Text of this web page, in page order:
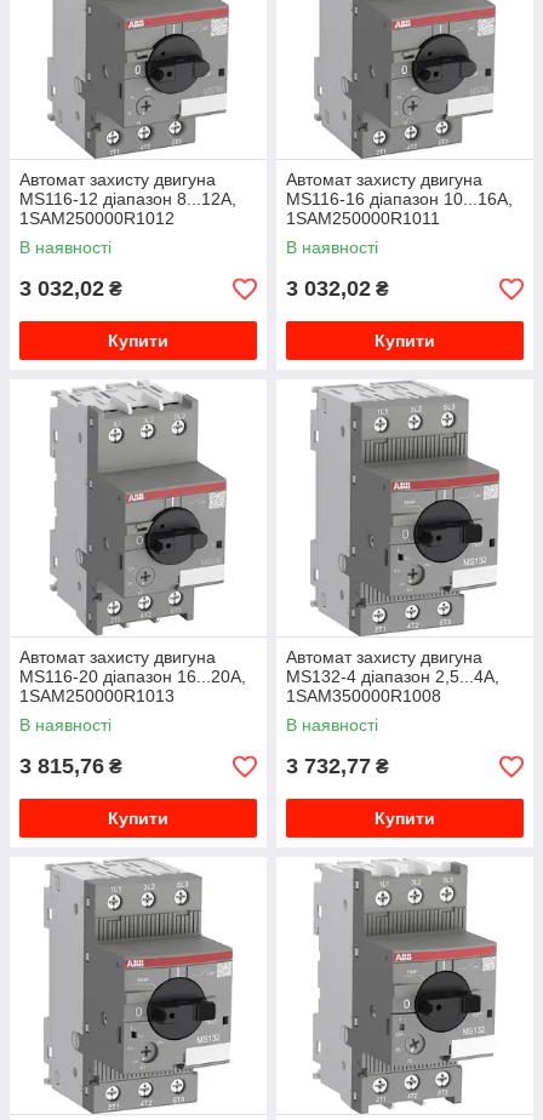
Автомат захисту двигуна
MS116-12 діапазон 8...12A,
1SAM250000R1012
В наявності
3 032,02 ₴
Купити
Автомат захисту двигуна
MS116-16 діапазон 10...16A,
1SAM250000R1011
В наявності
3 032,02 ₴
Купити
Автомат захисту двигуна
MS116-20 діапазон 16...20A,
1SAM250000R1013
В наявності
3 815,76 ₴
Купити
Автомат захисту двигуна
MS132-4 діапазон 2,5...4A,
1SAM350000R1008
В наявності
3 732,77 ₴
Купити